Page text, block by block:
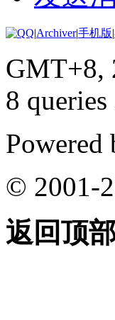
|Archiver|手机版|
GMT+8,
8 queries
Powered
© 2001-
返回顶